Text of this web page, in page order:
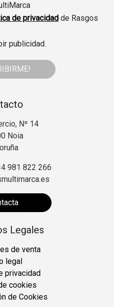
de privacidad de Rasgos
publicidad.
Nº 14
Noia
981 822 266
Legales
de venta
legal
privacidad
cookies
de Cookies